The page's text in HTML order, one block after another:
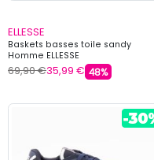
ELLESSE
Baskets basses toile sandy
Homme ELLESSE
69,90 €35,99 € 48%